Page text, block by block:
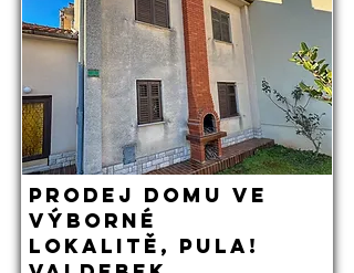
Prodej domu ve
výborné
lokalitě, Pula!